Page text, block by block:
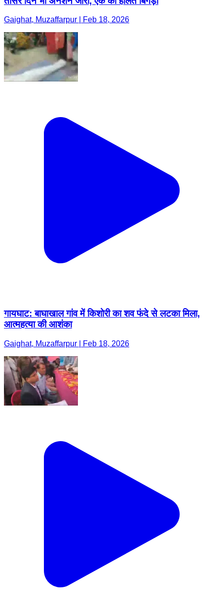
Gaighat, Muzaffarpur | Feb 18, 2026
गायघाट: बाघाखाल गांव में किशोरी का शव फंदे से लटका मिला,
आत्महत्या की आशंका
Gaighat, Muzaffarpur | Feb 18, 2026